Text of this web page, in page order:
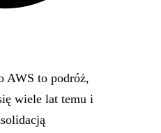
AWS to podróż,
wiele lat temu i